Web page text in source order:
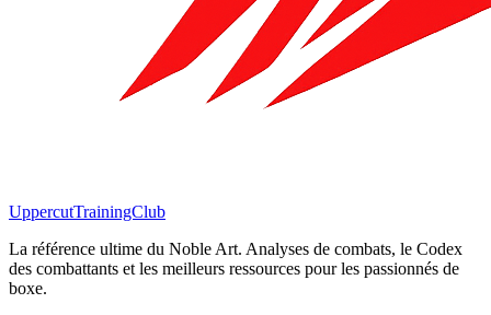
UppercutTrainingClub
La référence ultime du Noble Art. Analyses de combats, le Codex
des combattants et les meilleurs ressources pour les passionnés de
boxe.